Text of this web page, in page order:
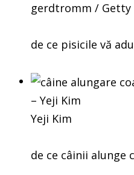
gerdtromm / Getty
de ce pisicile vă
– Yeji Kim
Yeji Kim
de ce câinii alunge